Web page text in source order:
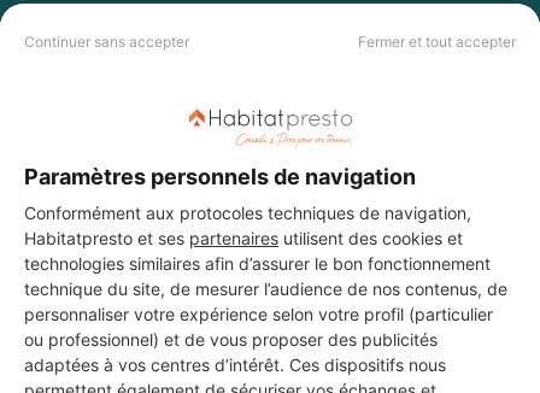
Continuer sans accepter Fermer et tout accepter
Paramètres personnels de navigation
Conformément aux protocoles techniques de navigation,
Habitatpresto et ses partenaires utilisent des cookies et
technologies similaires afin d’assurer le bon fonctionnement
technique du site, de mesurer l’audience de nos contenus, de
personnaliser votre expérience selon votre profil (particulier
ou professionnel) et de vous proposer des publicités
adaptées à vos centres d’intérêt. Ces dispositifs nous
PAS LE TEMPS DE
CHERCHER ?
Vous souhaitez réaliser des travaux et ne savez quel professionnel
auprès de notre réseau de 5 000
professionnels partout en France.
DEMANDER UN DEVIS